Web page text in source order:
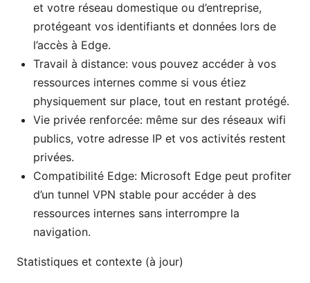
et votre réseau domestique ou d’entreprise,
protégeant vos identifiants et données lors de
l’accès à Edge.
Travail à distance: vous pouvez accéder à vos
ressources internes comme si vous étiez
physiquement sur place, tout en restant protégé.
Vie privée renforcée: même sur des réseaux wifi
publics, votre adresse IP et vos activités restent
privées.
Compatibilité Edge: Microsoft Edge peut profiter
d’un tunnel VPN stable pour accéder à des
ressources internes sans interrompre la
navigation.
Statistiques et contexte (à jour)